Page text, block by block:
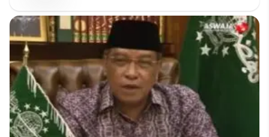
menemui pengurus PP PRIMA-DMI sekaligus
berkunjung ke masjid terbesar di Asia Tenggara ini
guna […]